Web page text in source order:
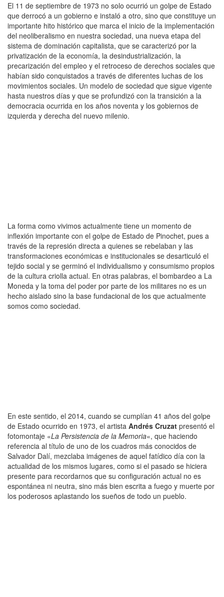
El 11 de septiembre de 1973 no solo ocurrió un golpe de Estado
que derrocó a un gobierno e instaló a otro, sino que constituye un
importante hito histórico que marca el inicio de la implementación
del neoliberalismo en nuestra sociedad, una nueva etapa del
sistema de dominación capitalista, que se caracterizó por la
privatización de la economía, la desindustrialización, la
precarización del empleo y el retroceso de derechos sociales que
habían sido conquistados a través de diferentes luchas de los
movimientos sociales. Un modelo de sociedad que sigue vigente
hasta nuestros días y que se profundizó con la transición a la
democracia ocurrida en los años noventa y los gobiernos de
izquierda y derecha del nuevo milenio.
La forma como vivimos actualmente tiene un momento de
inflexión importante con el golpe de Estado de Pinochet, pues a
través de la represión directa a quienes se rebelaban y las
transformaciones económicas e institucionales se desarticuló el
tejido social y se germinó el individualismo y consumismo propios
de la cultura criolla actual. En otras palabras, el bombardeo a La
Moneda y la toma del poder por parte de los militares no es un
hecho aislado sino la base fundacional de los que actualmente
somos como sociedad.
En este sentido, el 2014, cuando se cumplían 41 años del golpe
de Estado ocurrido en 1973, el artista Andrés Cruzat presentó el
fotomontaje «La Persistencia de la Memoria«, que haciendo
referencia al título de uno de los cuadros más conocidos de
Salvador Dalí, mezclaba imágenes de aquel fatídico día con la
actualidad de los mismos lugares, como si el pasado se hiciera
presente para recordarnos que su configuración actual no es
espontánea ni neutra, sino más bien escrita a fuego y muerte por
los poderosos aplastando los sueños de todo un pueblo.